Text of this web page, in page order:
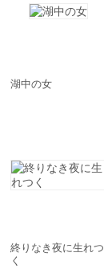
湖中の女
終りなき夜に生れつ
く